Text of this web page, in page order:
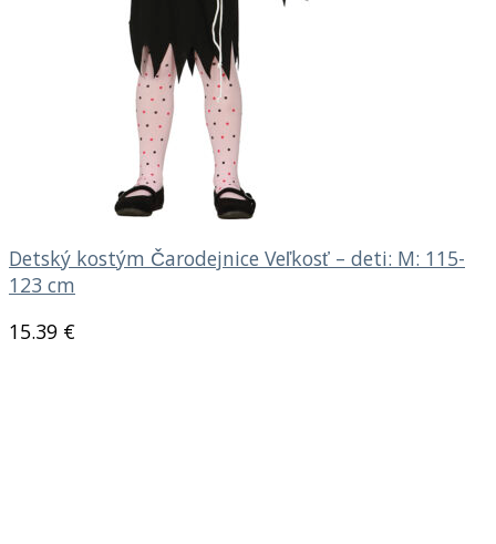
Detský kostým Čarodejnice Veľkosť – deti: M: 115-
123 cm
15.39 €